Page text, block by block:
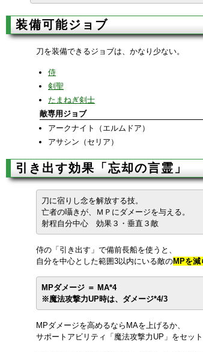
装備可能ジョブ
刀を装備できるジョブは、かなり少ない。
侍
剣聖
たまねぎ剣士
敵専用ジョブ
アークナイト（エルムドア）
アサシン（セリア）
引き出す効果「忘却の言霊」
刀に宿りし念を解放する技。
亡者の囁きが、ＭＰにダメージを与える。
射程自分中心 効果３・垂直３敵
侍の「引き出す」で備前長船を使うと、
自分を中心とした範囲3以内にいる敵のMPを減
MPダメージ ＝ MA*4
※魔法攻撃力UP時は、ダメージ*4/3
MPダメージを高めるならMAを上げるか、
サポートアビリティ「魔法攻撃力UP」をセット